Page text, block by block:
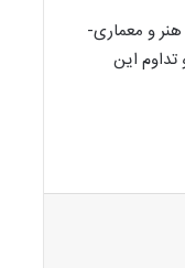
و معماری-
این